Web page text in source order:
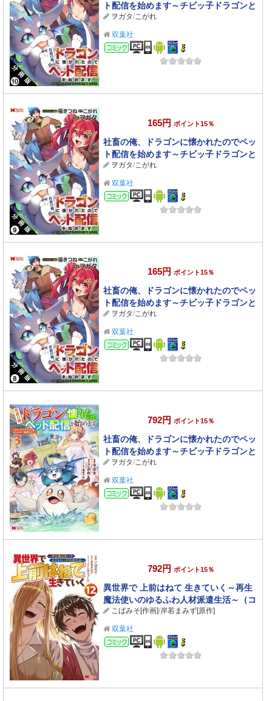
ト配信を始めます～チビッ子ドラゴンと
モンスター牧場ライフ～（コミック） 分
冊版 ： 10
ヲガタ/こがれ
双葉社
コミック
165円 ポイント15％
社畜の俺、ドラゴンに懐かれたのでペッ
ト配信を始めます～チビッ子ドラゴンと
モンスター牧場ライフ～（コミック） 分
冊版 ： 9
ヲガタ/こがれ
双葉社
コミック
165円 ポイント15％
社畜の俺、ドラゴンに懐かれたのでペッ
ト配信を始めます～チビッ子ドラゴンと
モンスター牧場ライフ～（コミック） 分
冊版 ： 8
ヲガタ/こがれ
双葉社
コミック
792円 ポイント15％
社畜の俺、ドラゴンに懐かれたのでペッ
ト配信を始めます～チビッ子ドラゴンと
モンスター牧場ライフ～（コミック） ：
3
ヲガタ/こがれ
双葉社
コミック
792円 ポイント15％
異世界で 上前はねて 生きていく～再生
魔法使いのゆるふわ人材派遣生活～（コ
ミック） ： 12
こばみそ[作画]/岸若まみず[原作]
双葉社
コミック